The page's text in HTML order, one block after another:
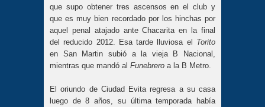
que supo obtener tres ascensos en el club y
que es muy bien recordado por los hinchas por
aquel penal atajado ante Chacarita en la final
del reducido 2012. Esa tarde lluviosa el Torito
en San Martin subió a la vieja B Nacional,
mientras que mandó al Funebrero a la B Metro.
El oriundo de Ciudad Evita regresa a su casa
luego de 8 años, su última temporada había